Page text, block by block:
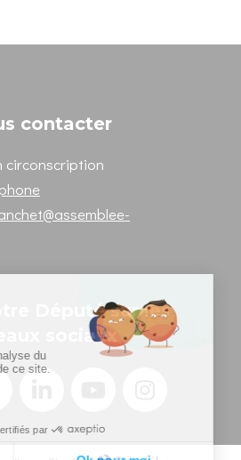
contacter
circonscription
Député sur les
sociaux